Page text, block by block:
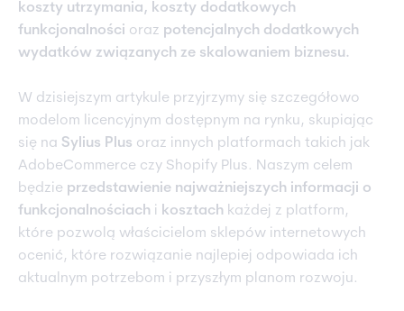
koszty utrzymania, koszty dodatkowych
funkcjonalności oraz potencjalnych dodatkowych
wydatków związanych ze skalowaniem biznesu.
W dzisiejszym artykule przyjrzymy się szczegółowo
modelom licencyjnym dostępnym na rynku, skupiając
się na Sylius Plus oraz innych platformach takich jak
AdobeCommerce czy Shopify Plus. Naszym celem
będzie przedstawienie najważniejszych informacji o
funkcjonalnościach i kosztach każdej z platform,
które pozwolą właścicielom sklepów internetowych
ocenić, które rozwiązanie najlepiej odpowiada ich
aktualnym potrzebom i przyszłym planom rozwoju.